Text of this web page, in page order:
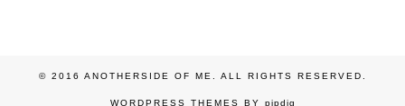
© 2016 ANOTHERSIDE OF ME. ALL RIGHTS RESERVED.
WORDPRESS THEMES BY pipdig